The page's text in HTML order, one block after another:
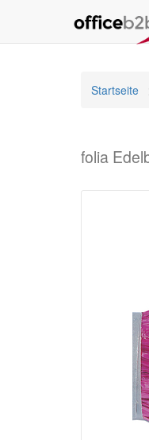
Startseite
folia